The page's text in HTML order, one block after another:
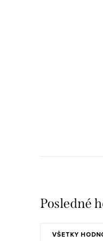
Posledné
VŠETKY